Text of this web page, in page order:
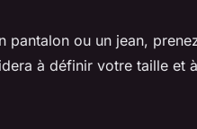
pantalon ou un jean,
à définir votre taille et